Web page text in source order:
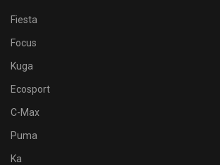
Fiesta
Focus
Kuga
Ecosport
C-Max
Puma
Ka